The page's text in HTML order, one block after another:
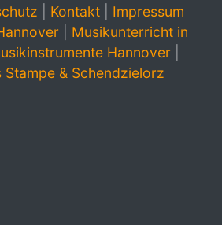
Kontakt
Impressum
Musikunterricht in
Hannover
Stampe & Schendzielorz